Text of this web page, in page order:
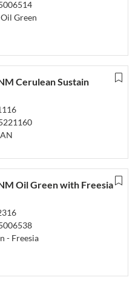
Green
Cerulean Sustain
Oil Green with Freesia
- Freesia